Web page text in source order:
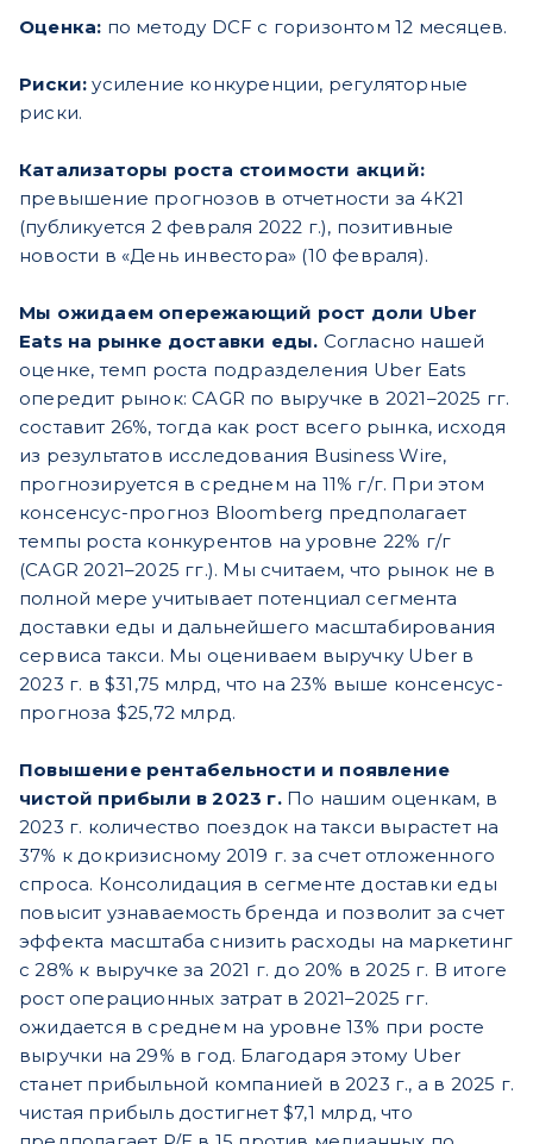
Оценка: по методу DCF с горизонтом 12 месяцев.
Риски: усиление конкуренции, регуляторные
риски.
Катализаторы роста стоимости акций:
превышение прогнозов в отчетности за 4К21
(публикуется 2 февраля 2022 г.), позитивные
новости в «День инвестора» (10 февраля).
Мы ожидаем опережающий рост доли Uber
Eats на рынке доставки еды. Согласно нашей
оценке, темп роста подразделения Uber Eats
опередит рынок: CAGR по выручке в 2021–2025 гг.
составит 26%, тогда как рост всего рынка, исходя
из результатов исследования Business Wire,
прогнозируется в среднем на 11% г/г. При этом
консенсус-прогноз Bloomberg предполагает
темпы роста конкурентов на уровне 22% г/г
(CAGR 2021–2025 гг.). Мы считаем, что рынок не в
полной мере учитывает потенциал сегмента
доставки еды и дальнейшего масштабирования
сервиса такси. Мы оцениваем выручку Uber в
2023 г. в $31,75 млрд, что на 23% выше консенсус-
прогноза $25,72 млрд.
Повышение рентабельности и появление
чистой прибыли в 2023 г.По нашим оценкам, в
2023 г. количество поездок на такси вырастет на
37% к докризисному 2019 г. за счет отложенного
спроса. Консолидация в сегменте доставки еды
повысит узнаваемость бренда и позволит за счет
эффекта масштаба снизить расходы на маркетинг
с 28% к выручке за 2021 г. до 20% в 2025 г. В итоге
рост операционных затрат в 2021–2025 гг.
ожидается в среднем на уровне 13% при росте
выручки на 29% в год. Благодаря этому Uber
станет прибыльной компанией в 2023 г., а в 2025 г.
чистая прибыль достигнет $7,1 млрд, что